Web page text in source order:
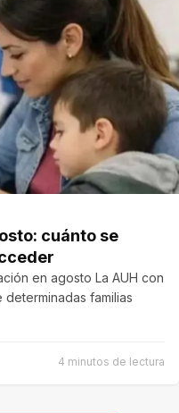
cuánto se
en agosto La AUH con
familias
4 minutos de lectura